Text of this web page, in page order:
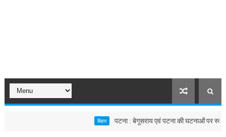
पटना : बेगूसराय एवं पटना की घटनाओं पर स्वास्थ्य